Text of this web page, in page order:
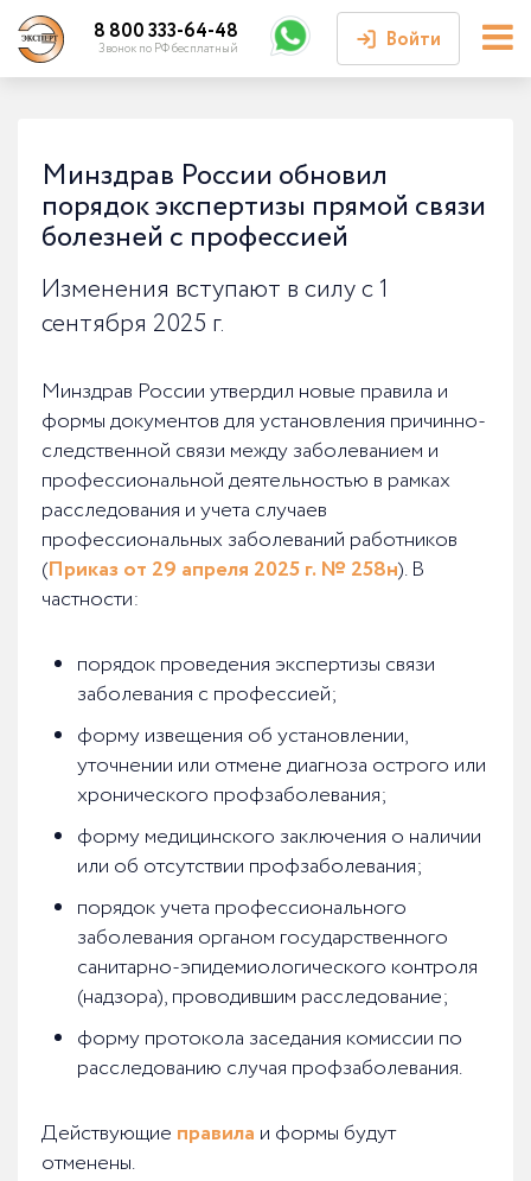
Войти
Личный кабинет
8 800 333-64-48
Звонок по РФ бесплатный
Минздрав России обновил
порядок экспертизы прямой связи
болезней с профессией
Изменения вступают в силу с 1
сентября 2025 г.
Минздрав России утвердил новые правила и
формы документов для установления причинно-
следственной связи между заболеванием и
профессиональной деятельностью в рамках
расследования и учета случаев
профессиональных заболеваний работников
(Приказ от 29 апреля 2025 г. № 258н). В
частности:
порядок проведения экспертизы связи
заболевания с профессией;
форму извещения об установлении,
уточнении или отмене диагноза острого или
хронического профзаболевания;
форму медицинского заключения о наличии
или об отсутствии профзаболевания;
порядок учета профессионального
заболевания органом государственного
санитарно-эпидемиологического контроля
(надзора), проводившим расследование;
форму протокола заседания комиссии по
расследованию случая профзаболевания.
Действующие правила и формы будут
отменены.